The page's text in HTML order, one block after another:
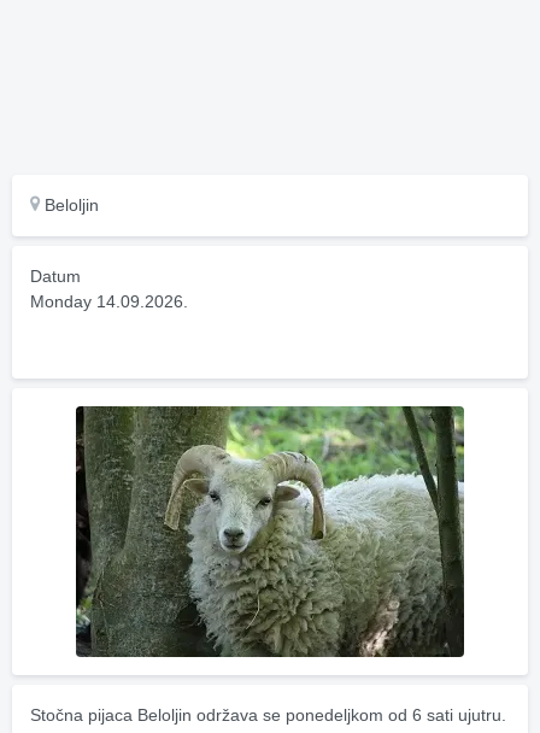
Beloljin
Datum
Monday 14.09.2026.
Stočna pijaca Beloljin održava se ponedeljkom od 6 sati ujutru.